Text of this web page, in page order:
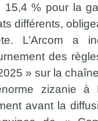
15,4 % pour la
différents,
L’Arcom a
des
» sur la
zizanie à
avant la